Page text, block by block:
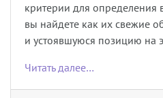
критерии для определения
вы найдете как их свежие
и устоявшуюся позицию на
Читать далее…